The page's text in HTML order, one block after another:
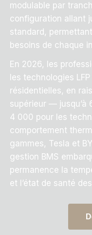
modulable par
configuration allant
standard,
besoins de chaque
En 2026, les
les technologies
résidentielles, en
supérieur —
4 000 pour les
comportement
gammes, Tesla et
gestion BMS
permanence la
et l’état de santé